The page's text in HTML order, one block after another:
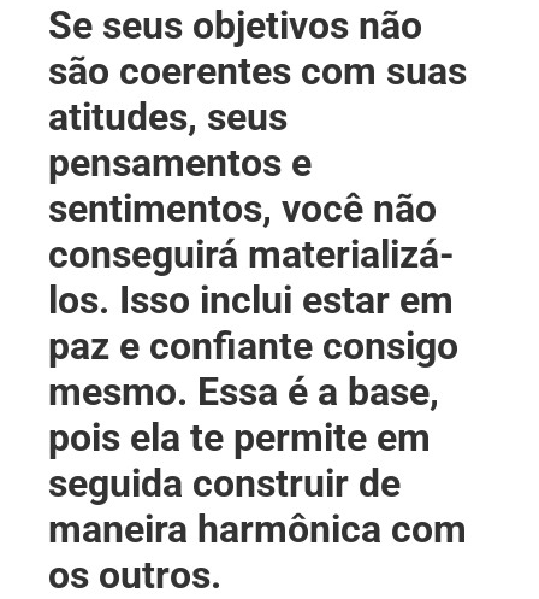
Se seus objetivos não
são coerentes com suas
atitudes, seus
pensamentos e
sentimentos, você não
conseguirá materializá-
los. Isso inclui estar em
paz e confiante consigo
mesmo. Essa é a base,
pois ela te permite em
seguida construir de
maneira harmônica com
os outros.